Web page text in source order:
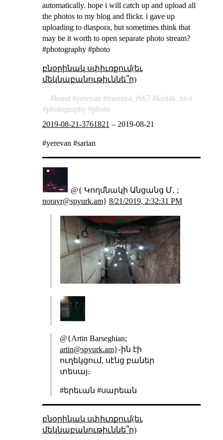
automatically. hope i will catch up and upload all
the photos to my blog and flickr. i gave up
uploading to diaspora, but sometimes think that
may be it worth to open separate photo stream?
#photography #photo
բնօրինակ սփիւռքում(եւ
մեկնաբանութիւննե՞ր)
kond yerevan mamiya_rb67
kodak_tri-x
photography
photo
2019-08-21-3761821 – 2019-08-21
#yerevan #sarian
@{ Կողմնակի Անցանց Մ․ ;
norayr@spyurk.am} 8/21/2019, 2:32:31 PM
@{Artin Barseghian;
artin@spyurk.am}֊ին էի
ուղեկցում, սէնց բաներ
տեսայ։
#երեւան #սարեան
բնօրինակ սփիւռքում(եւ
մեկնաբանութիւննե՞ր)